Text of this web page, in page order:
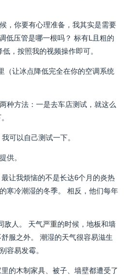
，你要有心理准备，我其实是需要
低压管是哪一根吗？ 标有L且粗的
，按照我的视频操作即可。
（让冰点降低完全在你的空调系统
种方法：一是去车店测试，就这么
可以自己测试一下。
供。
让我烦恼的不是长达6个月的炎热
寒冷潮湿的冬季。 相反，他们每年
敌人。 天气严重的时候，地板和墙
服之外。 潮湿的天气很容易滋生
容易发霉。
的木制家具、被子、墙壁都遭受了